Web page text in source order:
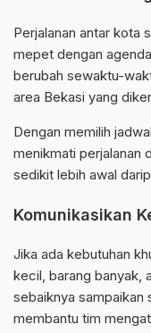
Perjalanan antar kota
mepet dengan
berubah sewaktu-
area Bekasi yang
Dengan memilih
menikmati perjalanan
sedikit lebih awal
Komunikasikan
Jika ada kebutuhan
kecil, barang banyak,
sebaiknya sampaikan
membantu tim